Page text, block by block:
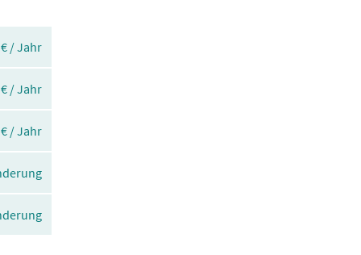
/ Jahr
/ Jahr
/ Jahr